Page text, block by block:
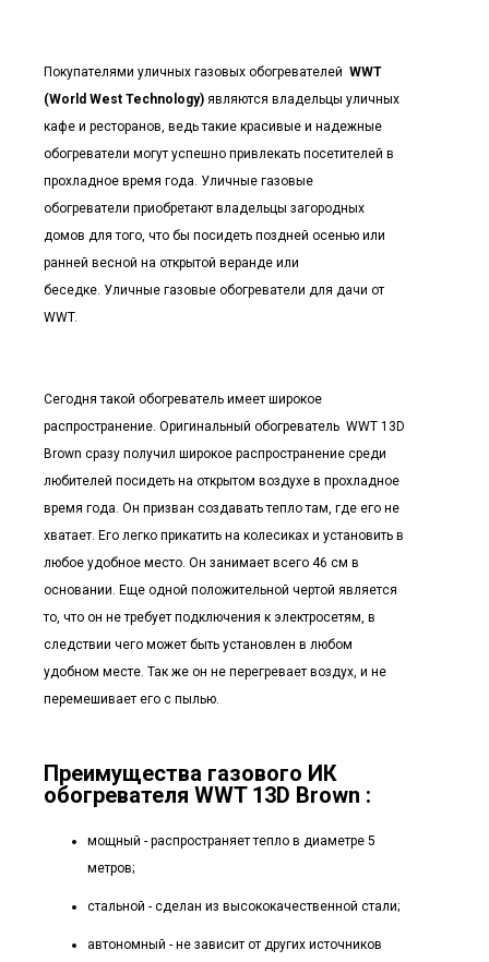
Покупателями уличных газовых обогревателей WWT
(World West Technology) являются владельцы уличных
кафе и ресторанов, ведь такие красивые и надежные
обогреватели могут успешно привлекать посетителей в
прохладное время года. Уличные газовые
обогреватели приобретают владельцы загородных
домов для того, что бы посидеть поздней осенью или
ранней весной на открытой веранде или
беседке. Уличные газовые обогреватели для дачи от
WWT.
Сегодня такой обогреватель имеет широкое
распространение. Оригинальный обогреватель WWT 13D
Brown сразу получил широкое распространение среди
любителей посидеть на открытом воздухе в прохладное
время года. Он призван создавать тепло там, где его не
хватает. Его легко прикатить на колесиках и установить в
любое удобное место. Он занимает всего 46 см в
основании. Еще одной положительной чертой является
то, что он не требует подключения к электросетям, в
следствии чего может быть установлен в любом
удобном месте. Так же он не перегревает воздух, и не
перемешивает его с пылью.
Преимущества газового ИК
обогревателя WWT 13D Brown :
мощный - распространяет тепло в диаметре 5
метров;
стальной - сделан из высококачественной стали;
автономный - не зависит от других источников